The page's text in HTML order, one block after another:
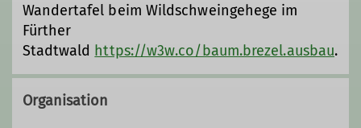
Wandertafel beim Wildschweingehege im
Fürther
Stadtwald https://w3w.co/baum.brezel.ausbau.
Organisation